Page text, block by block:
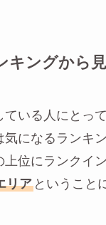
キングから
ている人にとっ
になるランキ
上位にランクイ
リアということ